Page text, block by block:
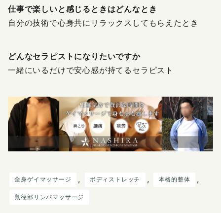
仕事で楽しいと感じるときはどんなとき
自分の技術で心身共にリラックスしてもらえたとき
どんなセラピストになりたいですか
一緒にいるだけで安心感が持てるセラピスト
全身ゲイマッサージ , ボディストレッチ , 本格的整体 ,
鼠径部リンパマッサージ